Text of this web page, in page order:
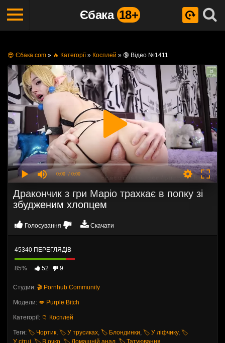
Єбака 18+
😎 Єбака.com » 🔥 Категорії» Косплей » 🔞 Відео №1411
0:00 / 0:00
Дракончик з гри Маріо трахкає в попку зі
збудженим хлопцем
Голосування Скачати
45340 ПЕРЕГЛЯДІВ
85% 52 9
Студии: 🎬 Pornhub Community
Модели: 💋 Purple Bitch
Категорії: 📁 Косплей
Теги: 🏷️ Чортик, 🏷️ У трусиках, 🏷️ Блондинки, 🏷️ У ліфчику, 🏷️
У сітці, 🏷️ В очко, 🏷️ Домашній анал, 🏷️ Татуювання